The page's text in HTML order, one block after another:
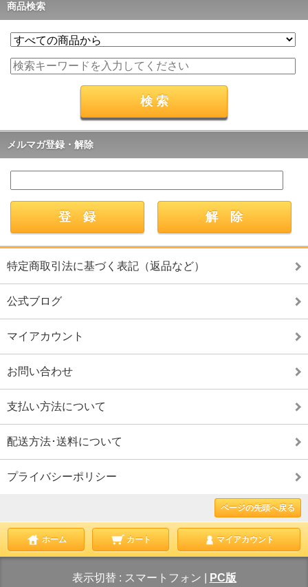
商品検索
メルマガ登録・解除
特定商取引法に基づく表記（返品など）
公式ブログ
マイアカウント
お問い合わせ
支払い方法について
配送方法･送料について
プライバシーポリシー
ページの先頭へ戻る
ホーム カート マイアカウント
表示切替 : スマートフォン PC版